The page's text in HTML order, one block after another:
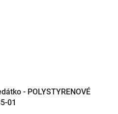
- POLYSTYRENOVÉ
01